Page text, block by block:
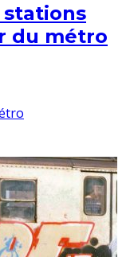
stations
du métro